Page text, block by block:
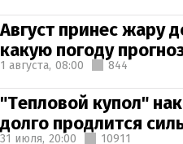
Август принес жару
какую погоду
1 августа, 08:00 844
"Тепловой купол"
долго продлится
31 июля, 20:00 10911